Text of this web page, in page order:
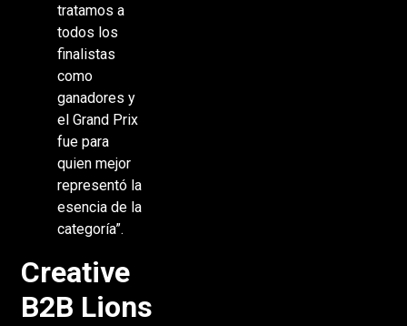
tratamos a
todos los
finalistas
como
ganadores y
el Grand Prix
fue para
quien mejor
representó la
esencia de la
categoría”.
Creative
B2B Lions